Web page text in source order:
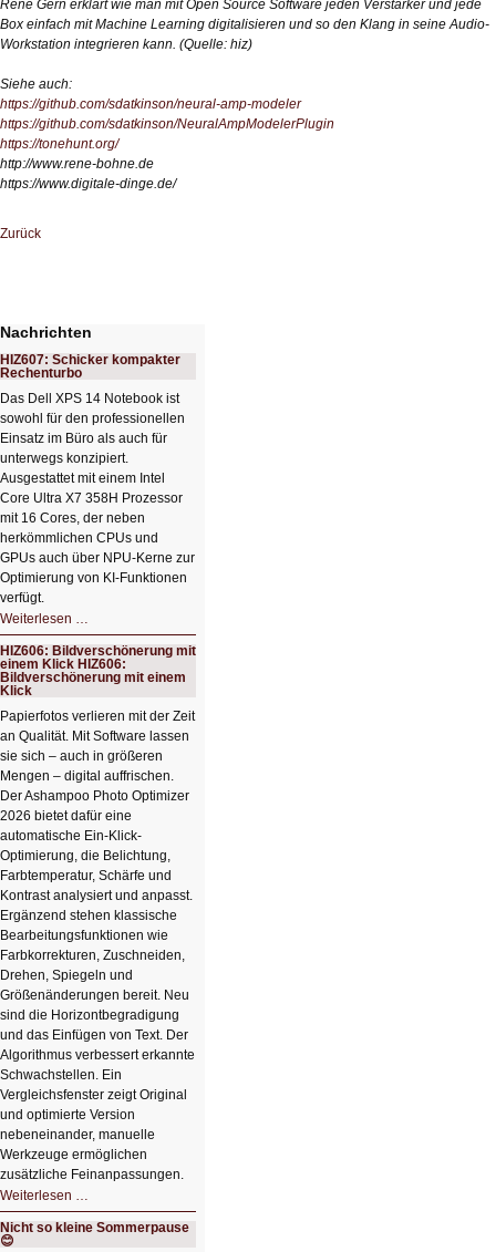
Renè Gern erklärt wie man mit Open Source Software jeden Verstärker und jede
Box einfach mit Machine Learning digitalisieren und so den Klang in seine Audio-
Workstation integrieren kann. (Quelle: hiz)
Siehe auch:
https://github.com/sdatkinson/neural-amp-modeler
https://github.com/sdatkinson/NeuralAmpModelerPlugin
https://tonehunt.org/
http://www.rene-bohne.de
https://www.digitale-dinge.de/
Zurück
Nachrichten
HIZ607: Schicker kompakter
Rechenturbo
Das Dell XPS 14 Notebook ist
sowohl für den professionellen
Einsatz im Büro als auch für
unterwegs konzipiert.
Ausgestattet mit einem Intel
Core Ultra X7 358H Prozessor
mit 16 Cores, der neben
herkömmlichen CPUs und
GPUs auch über NPU-Kerne zur
Optimierung von KI-Funktionen
verfügt.
Weiterlesen …
Schicker
kompakter
Rechenturbo
HIZ606: Bildverschönerung mit
einem Klick HIZ606:
Bildverschönerung mit einem
Klick
Papierfotos verlieren mit der Zeit
an Qualität. Mit Software lassen
sie sich – auch in größeren
Mengen – digital auffrischen.
Der Ashampoo Photo Optimizer
2026 bietet dafür eine
automatische Ein-Klick-
Optimierung, die Belichtung,
Farbtemperatur, Schärfe und
Kontrast analysiert und anpasst.
Ergänzend stehen klassische
Bearbeitungsfunktionen wie
Farbkorrekturen, Zuschneiden,
Drehen, Spiegeln und
Größenänderungen bereit. Neu
sind die Horizontbegradigung
und das Einfügen von Text. Der
Algorithmus verbessert erkannte
Schwachstellen. Ein
Vergleichsfenster zeigt Original
und optimierte Version
nebeneinander, manuelle
Werkzeuge ermöglichen
zusätzliche Feinanpassungen.
Weiterlesen …
Bildverschönerung
mit
einem
Nicht so kleine Sommerpause
😊